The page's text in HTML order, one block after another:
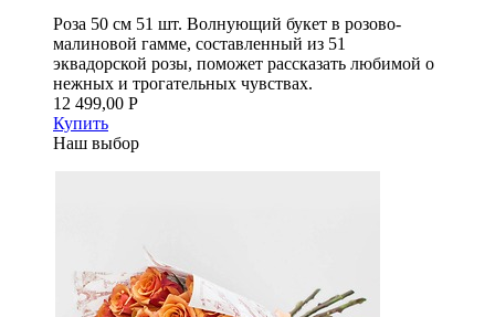
Роза 50 см 51 шт. Волнующий букет в розово-
малиновой гамме, составленный из 51
эквадорской розы, поможет рассказать любимой о
нежных и трогательных чувствах.
12 499,00 Р
Купить
Наш выбор